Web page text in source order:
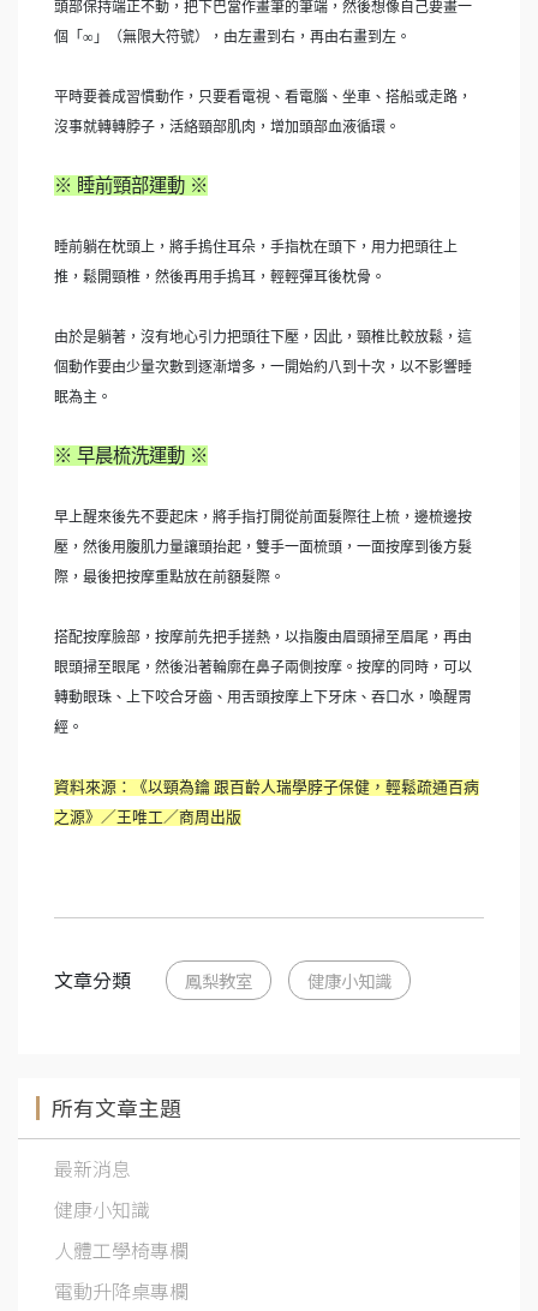
頭部保持端正不動，把下巴當作畫筆的筆端，然後想像自己要畫一
個「∞」（無限大符號），由左畫到右，再由右畫到左。
平時要養成習慣動作，只要看電視、看電腦、坐車、搭船或走路，
沒事就轉轉脖子，活絡頸部肌肉，增加頭部血液循環。
※ 睡前頸部運動 ※
睡前躺在枕頭上，將手摀住耳朵，手指枕在頭下，用力把頭往上
推，鬆開頸椎，然後再用手摀耳，輕輕彈耳後枕骨。
由於是躺著，沒有地心引力把頭往下壓，因此，頸椎比較放鬆，這
個動作要由少量次數到逐漸增多，一開始約八到十次，以不影響睡
眠為主。
※ 早晨梳洗運動 ※
早上醒來後先不要起床，將手指打開從前面髮際往上梳，邊梳邊按
壓，然後用腹肌力量讓頭抬起，雙手一面梳頭，一面按摩到後方髮
際，最後把按摩重點放在前額髮際。
搭配按摩臉部，按摩前先把手搓熱，以指腹由眉頭掃至眉尾，再由
眼頭掃至眼尾，然後沿著輪廓在鼻子兩側按摩。按摩的同時，可以
轉動眼珠、上下咬合牙齒、用舌頭按摩上下牙床、吞口水，喚醒胃
經。
資料來源：《以頸為鑰 跟百齡人瑞學脖子保健，輕鬆疏通百病
之源》／王唯工／商周出版
文章分類 鳳梨教室 健康小知識
所有文章主題
最新消息
健康小知識
人體工學椅專欄
電動升降桌專欄